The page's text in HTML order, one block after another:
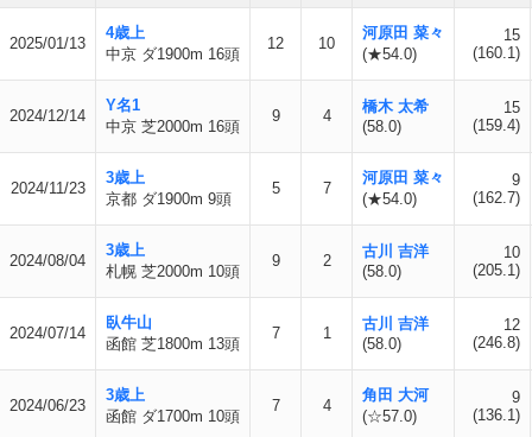
2025/01/13
4歳上
中京 ダ1900m 16頭
12 10
河原田 菜々
(★54.0)
15
(160.1)
2024/12/14
Y名1
中京 芝2000m 16頭
9 4
橋木 太希
(58.0)
15
(159.4)
2024/11/23
3歳上
京都 ダ1900m 9頭
5 7
河原田 菜々
(★54.0)
9
(162.7)
2024/08/04
3歳上
札幌 芝2000m 10頭
9 2
古川 吉洋
(58.0)
10
(205.1)
2024/07/14
臥牛山
函館 芝1800m 13頭
7 1
古川 吉洋
(58.0)
12
(246.8)
2024/06/23
3歳上
函館 ダ1700m 10頭
7 4
角田 大河
(☆57.0)
9
(136.1)